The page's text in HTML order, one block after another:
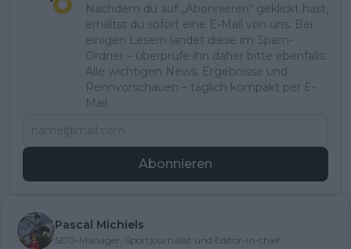
Nachdem du auf „Abonnieren“ geklickt hast,
erhältst du sofort eine E-Mail von uns. Bei
einigen Lesern landet diese im Spam-
Ordner – überprüfe ihn daher bitte ebenfalls.
Alle wichtigen News, Ergebnisse und
Rennvorschauen – täglich kompakt per E-
Mail.
Abonnieren
Pascal Michiels
SEO-Manager, Sportjournalist und Editor-in-chief